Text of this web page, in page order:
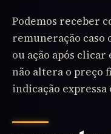
Podemos receber
remuneração caso
ou ação após
não altera o preço
indicação